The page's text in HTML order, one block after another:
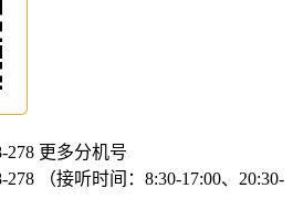
278 更多分机号
278 （接听时间：8:30-17:00、20:30-